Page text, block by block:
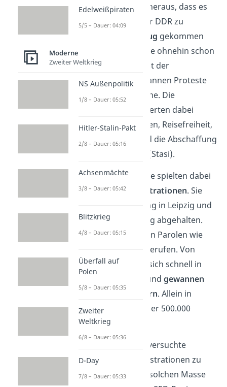
Am 7. Mai 1989 kam heraus, dass es
bei den Wahlen in der DDR zu
massivem Wahlbetrug gekommen
war. Das verstärke die ohnehin schon
hohe Unzufriedenheit der
Bevölkerung. Es begannen Proteste
gegen das SED-Regime. Die
Demonstranten forderten dabei
demokratische Wahlen, Reisefreiheit,
ein Ende der SED und die Abschaffung
der Staatssicherheit (Stasi).
Eine bedeutende Rolle spielten dabei
dieMontagsdemonstrationen. Sie
hatten ihren Ursprung in Leipzig und
wurden jeden Montag abgehalten.
Immer wieder wurden Parolen wie
“ gerufen. Von
Leipzig breiteten sie sich schnell in
anderen Städte aus und gewannen
schnell an Mitgliedern. Allein in
Leipzig wurden es über 500.000
Menschen.
Die Staatssicherheit versuchte
erfolglos, die Demonstrationen zu
unterdrücken. Einer solchen Masse
Edelweißpiraten
5/5 – Dauer: 04:09
Moderne
Zweiter Weltkrieg
NS Außenpolitik
1/8 – Dauer: 05:52
Hitler-Stalin-Pakt
2/8 – Dauer: 05:16
Achsenmächte
3/8 – Dauer: 05:42
Blitzkrieg
4/8 – Dauer: 05:15
Überfall auf
Polen
5/8 – Dauer: 05:35
Zweiter
Weltkrieg
6/8 – Dauer: 05:36
D-Day
7/8 – Dauer: 05:33